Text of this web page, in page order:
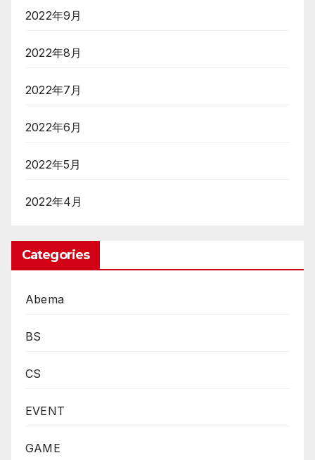
2022年9月
2022年8月
2022年7月
2022年6月
2022年5月
2022年4月
Categories
Abema
BS
CS
EVENT
GAME